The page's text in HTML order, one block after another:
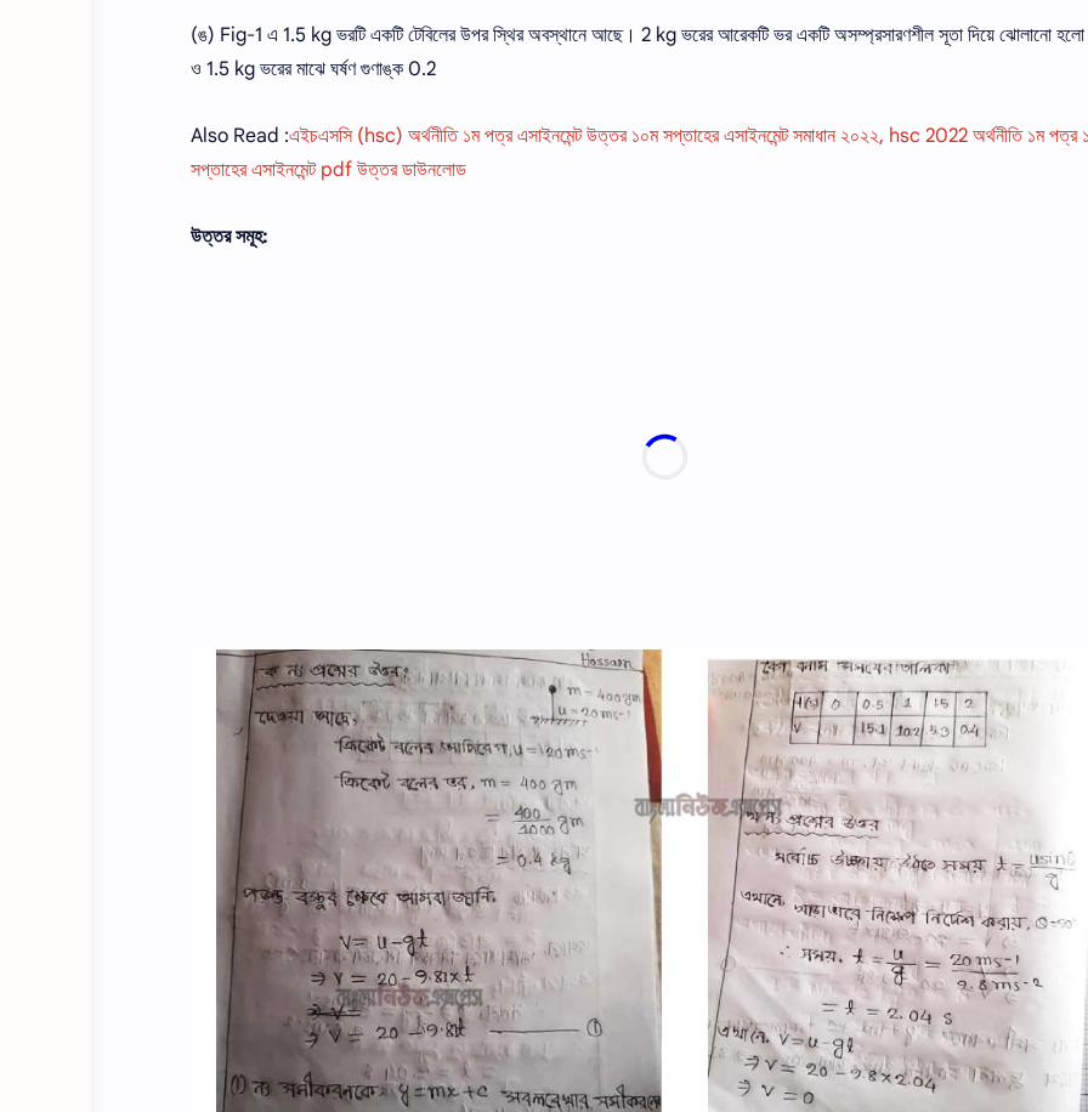
(ঙ) Fig-1 এ 1.5 kg ভরটি একটি টেবিলের উপর স্থির অবস্থানে আছে। 2 kg ভরের আরেকটি ভর একটি অসম্প্রসারণশীল সূতা দিয়ে ঝােলানাে
ও 1.5 kg ভরের মাঝে ঘর্ষণ গুণাঙ্ক 0.2
Also Read :এইচএসসি (hsc) অর্থনীতি ১ম পত্র এসাইনমেন্ট উত্তর ১০ম সপ্তাহের এসাইনমেন্ট সমাধান ২০২২, hsc 2022 অর্থনীতি ১ম পত্র
সপ্তাহের এসাইনমেন্ট pdf উত্তর ডাউনলোড
উত্তর সমূহ: